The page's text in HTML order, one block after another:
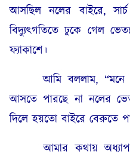
আসছিল নলের বাইরে,
বিদ্যুৎগতিতে ঢুকে গেল
ফ্যাকাশে।
আমি বললাম, “মনে
আসতে পারছে না নলের
দিলে হয়তো বাইরে বেরুতে
আমার কথায় অধ্যাপক